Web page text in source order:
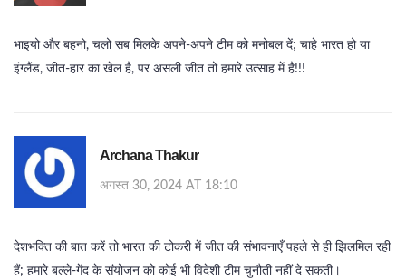
भाइयो और बहनो, चलो सब मिलके अपने-अपने टीम को मनोबल दें; चाहे भारत हो या
इंग्लैंड, जीत‑हार का खेल है, पर असली जीत तो हमारे उत्साह में है!!!
Archana Thakur
अगस्त 30, 2024 AT 18:10
देशभक्ति की बात करें तो भारत की टोकरी में जीत की संभावनाएँ पहले से ही झिलमिल रही
हैं; हमारे बल्ले‑गेंद के संयोजन को कोई भी विदेशी टीम चुनौती नहीं दे सकती।